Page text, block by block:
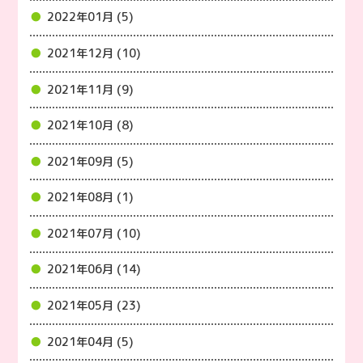
2022年01月 (5)
2021年12月 (10)
2021年11月 (9)
2021年10月 (8)
2021年09月 (5)
2021年08月 (1)
2021年07月 (10)
2021年06月 (14)
2021年05月 (23)
2021年04月 (5)